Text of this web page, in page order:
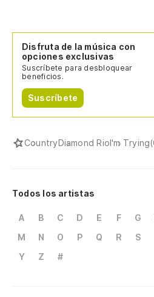
Disfruta de la música con
opciones exclusivas
Suscríbete para desbloquear
beneficios.
Suscríbete
CountryDiamond RioI'm
Todos los artistas
A B C D E F G
M
N O P Q R S
Y
Z #